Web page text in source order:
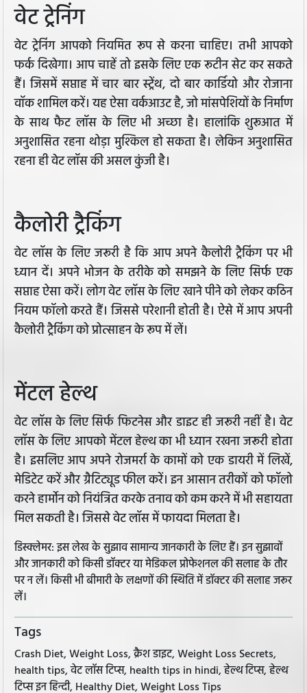
वेट ट्रेनिंग
वेट ट्रेनिंग आपको नियमित रूप से करना चाहिए। तभी आपको
फर्क दिखेगा। आप चाहें तो इसके लिए एक रूटीन सेट कर सकते
हैं। जिसमें सप्ताह में चार बार स्ट्रेंथ, दो बार कार्डियो और रोजाना
वॉक शामिल करें। यह ऐसा वर्कआउट है, जो मांसपेशियों के निर्माण
के साथ फैट लॉस के लिए भी अच्छा है। हालांकि शुरूआत में
अनुशासित रहना थोड़ा मुश्किल हो सकता है। लेकिन अनुशासित
रहना ही वेट लॉस की असल कुंजी है।
कैलोरी ट्रैकिंग
वेट लॉस के लिए जरूरी है कि आप अपने कैलोरी ट्रैकिंग पर भी
ध्यान दें। अपने भोजन के तरीके को समझने के लिए सिर्फ एक
सप्ताह ऐसा करें। लोग वेट लॉस के लिए खाने पीने को लेकर कठिन
नियम फॉलो करते हैं। जिससे परेशानी होती है। ऐसे में आप अपनी
कैलोरी ट्रैकिंग को प्रोत्साहन के रूप में लें।
मेंटल हेल्थ
वेट लॉस के लिए सिर्फ फिटनेस और डाइट ही जरूरी नहीं है। वेट
लॉस के लिए आपको मेंटल हेल्थ का भी ध्यान रखना जरूरी होता
है। इसलिए आप अपने रोजमर्रा के कामों को एक डायरी में लिखें,
मेडिटेट करें और ग्रैटिट्यूड फील करें। इन आसान तरीकों को फॉलो
करने हार्मोन को नियंत्रित करके तनाव को कम करने में भी सहायता
मिल सकती है। जिससे वेट लॉस में फायदा मिलता है।
डिस्क्लेमर: इस लेख के सुझाव सामान्य जानकारी के लिए हैं। इन सुझावों
और जानकारी को किसी डॉक्टर या मेडिकल प्रोफेशनल की सलाह के तौर
पर न लें। किसी भी बीमारी के लक्षणों की स्थिति में डॉक्टर की सलाह जरूर
लें।
Tags
Crash Diet, Weight Loss, क्रैश डाइट, Weight Loss Secrets,
health tips, वेट लॉस टिप्स, health tips in hindi, हेल्थ टिप्स, हेल्थ
टिप्स इन हिन्दी, Healthy Diet, Weight Loss Tips